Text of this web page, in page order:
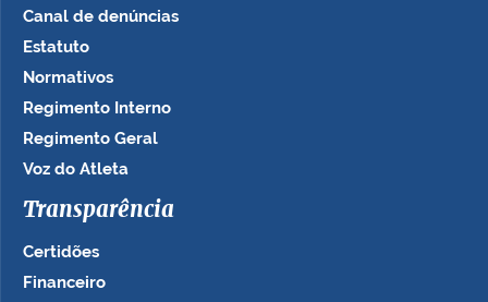
Canal de denúncias
Estatuto
Normativos
Regimento Interno
Regimento Geral
Voz do Atleta
Transparência
Certidões
Financeiro